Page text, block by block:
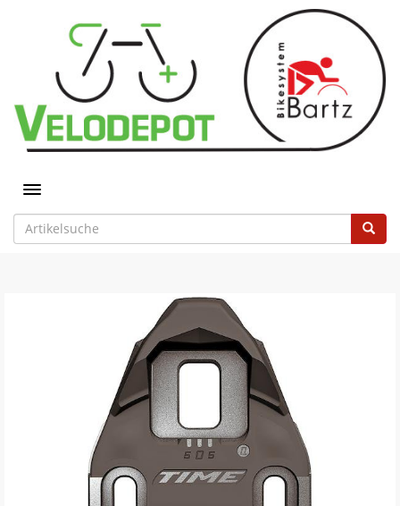
Toggle navigation